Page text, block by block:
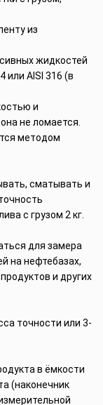
из
жидкостей
или AISI 316 (в
и
не ломается.
методом
сматывать и
с грузом 2 кг.
для замера
на нефтебазах,
и других
точности или 3-
в ёмкости
(наконечник